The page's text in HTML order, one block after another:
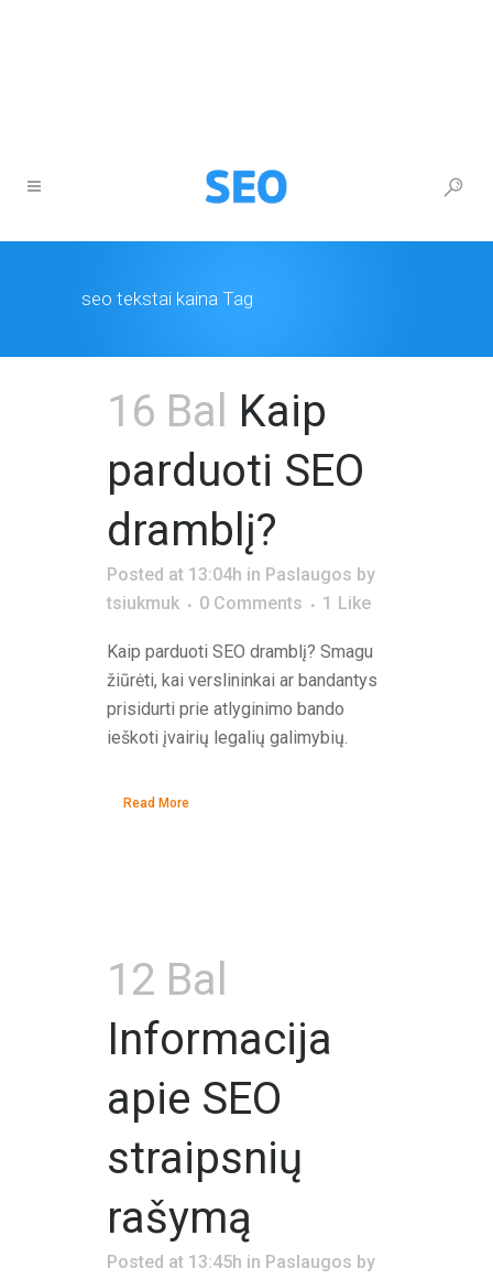
seo tekstai kaina Tag
16 Bal Kaip
parduoti SEO
dramblį?
Posted at 13:04h in Paslaugos by
tsiukmuk
0 Comments 1 Like
Kaip parduoti SEO dramblį? Smagu
žiūrėti, kai verslininkai ar bandantys
prisidurti prie atlyginimo bando
ieškoti įvairių legalių galimybių.
Read More
12 Bal
Informacija
apie SEO
straipsnių
rašymą
Posted at 13:45h in Paslaugos by